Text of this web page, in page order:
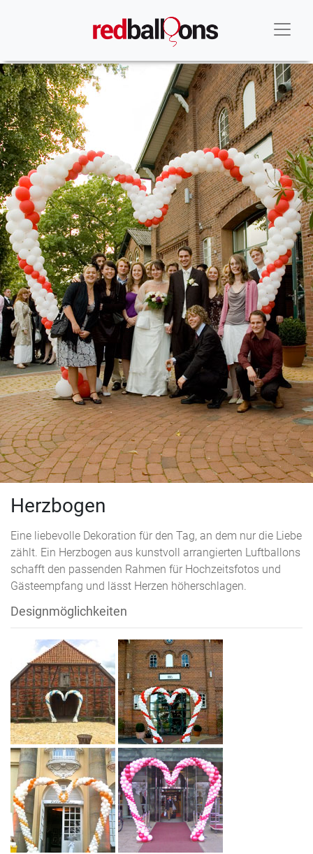
Herzbogen
Eine liebevolle Dekoration für den Tag, an dem nur die Liebe
zählt. Ein Herzbogen aus kunstvoll arrangierten Luftballons
schafft den passenden Rahmen für Hochzeitsfotos und
Gästeempfang und lässt Herzen höherschlagen.
Designmöglichkeiten